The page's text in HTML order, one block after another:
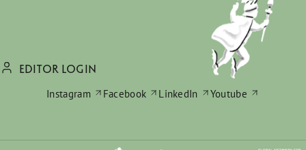
EDITOR LOGIN
Instagram
Facebook LinkedIn Youtube